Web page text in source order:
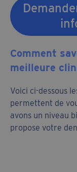
Comment
meilleure
Voici ci-dessous
permettent de
avons un niveau
propose votre